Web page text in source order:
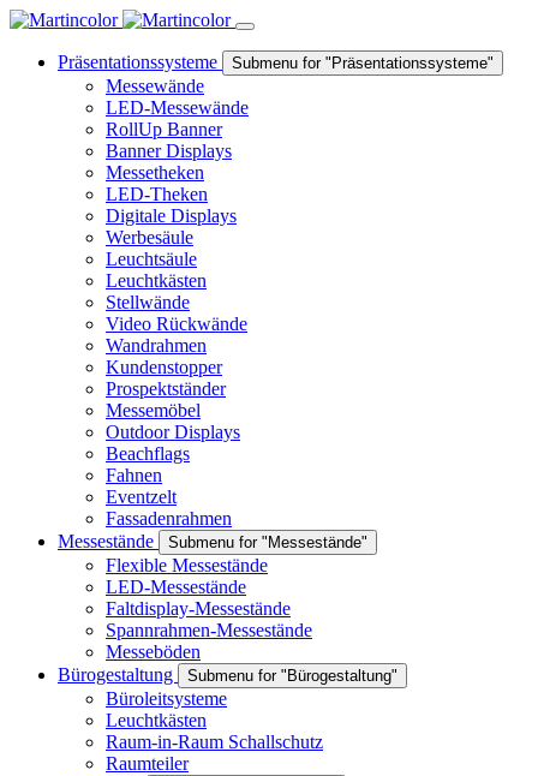
Präsentationssysteme Submenu for "Präsentationssysteme"
Messewände
LED-Messewände
RollUp Banner
Banner Displays
Messetheken
LED-Theken
Digitale Displays
Werbesäule
Leuchtsäule
Leuchtkästen
Stellwände
Video Rückwände
Wandrahmen
Kundenstopper
Prospektständer
Messemöbel
Outdoor Displays
Beachflags
Fahnen
Eventzelt
Fassadenrahmen
Messestände
Submenu for "Messestände"
Flexible Messestände
LED-Messestände
Faltdisplay-Messestände
Spannrahmen-Messestände
Messeböden
Bürogestaltung
Submenu for "Bürogestaltung"
Büroleitsysteme
Leuchtkästen
Raum-in-Raum Schallschutz
Raumteiler